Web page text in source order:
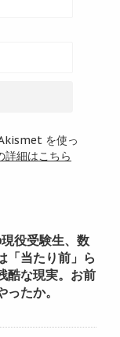
を使っ
詳細はこちら
役受験生、数
「当たり前」ら
酷な現実。お前
たか。